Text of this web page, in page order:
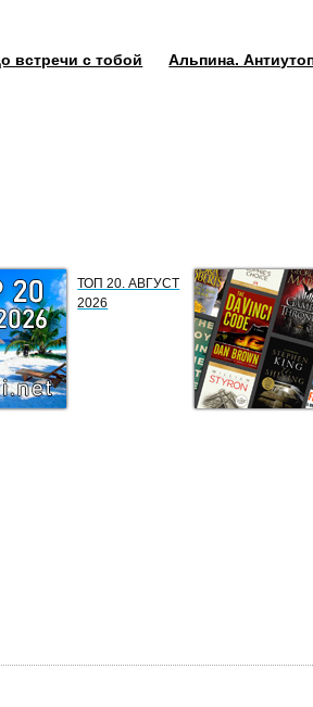
встречи с тобой
Альпина.
ТОП 20. АВГУСТ
2026